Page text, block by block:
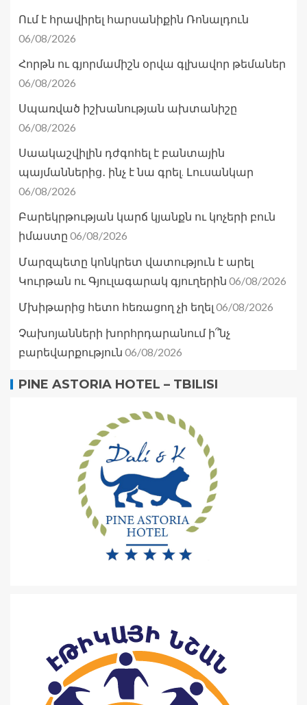
Ում է հրավիրել հարսանիքին Ռոնալդուն
06/08/2026
Հորթն ու գյորմամիշն օրվա գլխավոր թեմաներ
06/08/2026
Սպառված իշխանության ախտանիշը
06/08/2026
Սաակաշվիլին դժգոհել է բանտային
պայմաններից․ ինչ է նա գրել. Լուսանկար
06/08/2026
Բարեկրթության կարճ կյանքն ու կոչերի բուն
իմաստը 06/08/2026
Մարզպետը կոնկրետ վատություն է արել
Կուրթան ու Գյուլագարակ գյուղերին 06/08/2026
Մխիթարից հետո հեռացող չի եղել 06/08/2026
Չախոյանների խորհրդարանում ի՞նչ
բարեվարքություն 06/08/2026
PINE ASTORIA HOTEL – TBILISI